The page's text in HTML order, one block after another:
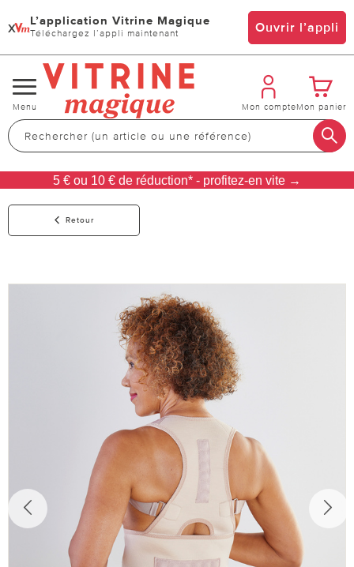
x L’application Vitrine Magique
Téléchargez l’appli maintenant Ouvrir l’appli
Changer
de
navigation
Menu Mon compteMon panier
5 € ou 10 € de réduction* - profitez-en vite →
Retour